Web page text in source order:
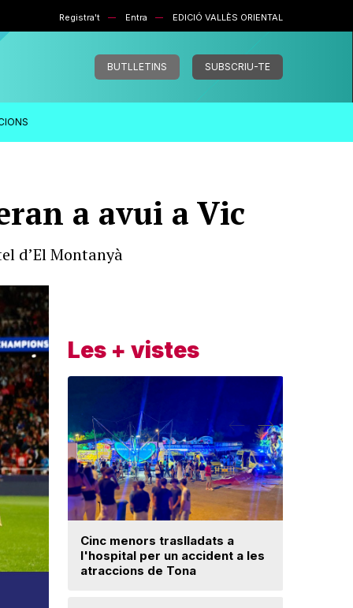
Registra't Entra EDICIÓ VALLÈS ORIENTAL
BUTLLETINS SUBSCRIU-TE
a avui a Vic
d’El Montanyà
Les + vistes
Cinc menors traslladats a
l'hospital per un accident a les
atraccions de Tona